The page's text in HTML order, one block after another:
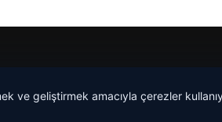
ve geliştirmek amacıyla çerezler